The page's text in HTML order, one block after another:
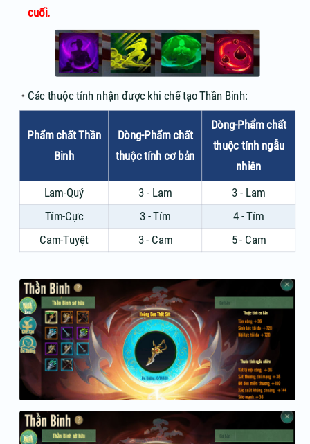
cuối.
Các thuộc tính nhận được khi chế tạo Thần Binh:
Phẩm chất Thần
Binh
Dòng-Phẩm chất
thuộc tính cơ bản
Dòng-Phẩm chất
thuộc tính ngẫu
nhiên
Lam-Quý 3 - Lam 3 - Lam
Tím-Cực 3 - Tím 4 - Tím
Cam-Tuyệt 3 - Cam 5 - Cam